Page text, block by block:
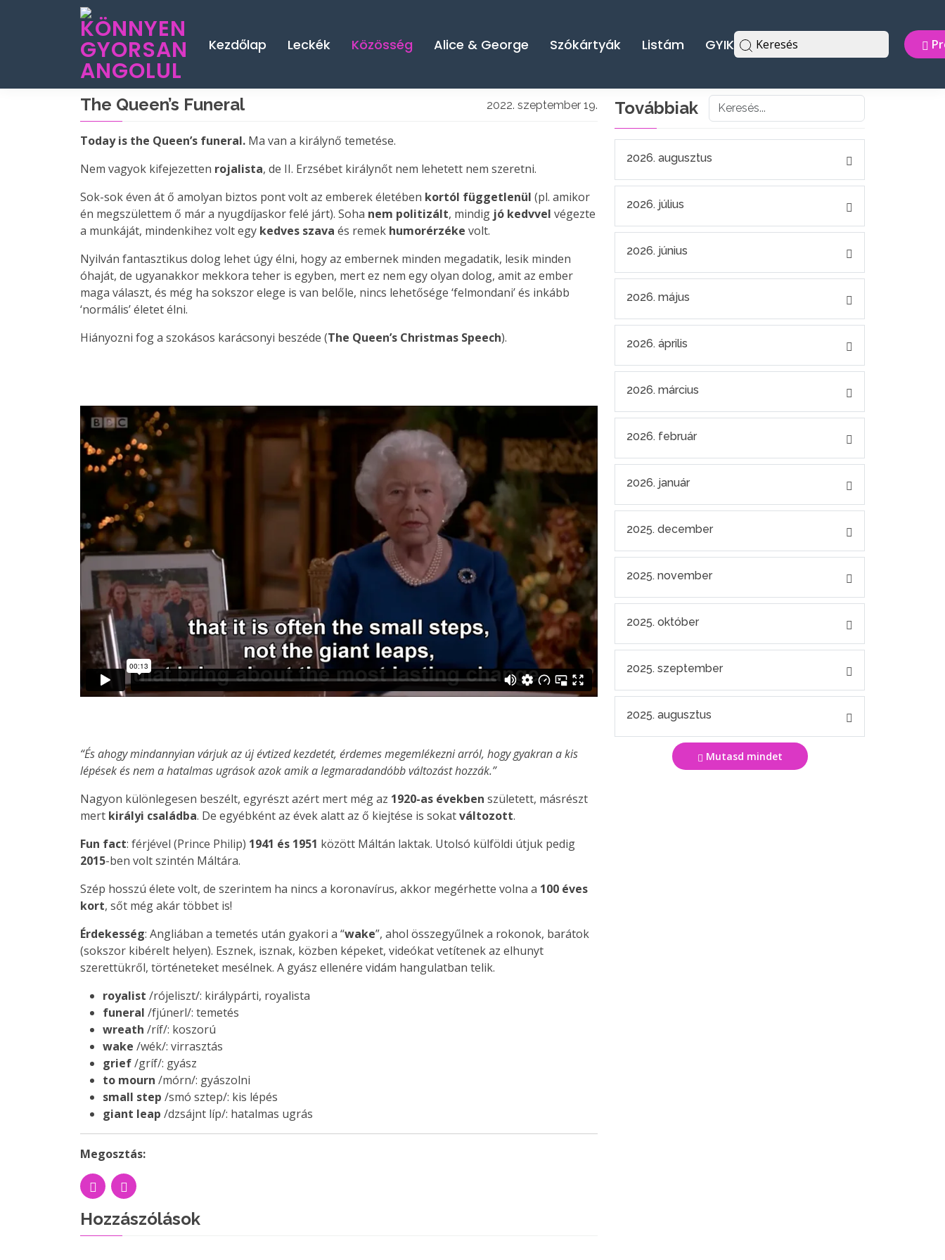
Kezdőlap Leckék Közösség Alice & George Szókártyák Listám GYIK Keresés
The Queen’s Funeral 2022. szeptember 19.
Today is the Queen’s funeral. Ma van a királynő temetése.
Nem vagyok kifejezetten rojalista, de II. Erzsébet királynőt nem lehetett nem szeretni.
Sok-sok éven át ő amolyan biztos pont volt az emberek életében kortól függetlenül (pl. amikor
én megszülettem ő már a nyugdíjaskor felé járt). Soha nem politizált, mindig jó kedvvel végezte
a munkáját, mindenkihez volt egy kedves szava és remek humorérzéke volt.
Nyilván fantasztikus dolog lehet úgy élni, hogy az embernek minden megadatik, lesik minden
óhaját, de ugyanakkor mekkora teher is egyben, mert ez nem egy olyan dolog, amit az ember
maga választ, és még ha sokszor elege is van belőle, nincs lehetősége ‘felmondani’ és inkább
‘normális’ életet élni.
Hiányozni fog a szokásos karácsonyi beszéde (The Queen’s Christmas Speech).
“És ahogy mindannyian várjuk az új évtized kezdetét, érdemes megemlékezni arról, hogy gyakran a kis
lépések és nem a hatalmas ugrások azok amik a legmaradandóbb változást hozzák.”
Nagyon különlegesen beszélt, egyrészt azért mert még az 1920-as években született, másrészt
mert királyi családba. De egyébként az évek alatt az ő kiejtése is sokatváltozott.
Fun fact: férjével (Prince Philip) 1941 és 1951 között Máltán laktak. Utolsó külföldi útjuk pedig
2015-ben volt szintén Máltára.
Szép hosszú élete volt, de szerintem ha nincs a koronavírus, akkor megérhette volna a 100 éves
kort, sőt még akár többet is!
Érdekesség: Angliában a temetés után gyakori a “wake”, ahol összegyűlnek a rokonok, barátok
(sokszor kibérelt helyen). Esznek, isznak, közben képeket, videókat vetítenek az elhunyt
szerettükről, történeteket mesélnek. A gyász ellenére vidám hangulatban telik.
royalist /rójeliszt/: királypárti, royalista
funeral /fjúnerl/: temetés
wreath /ríf/: koszorú
wake /wék/: virrasztás
grief/gríf/: gyász
to mourn /mórn/: gyászolni
small step /smó sztep/: kis lépés
giant leap /dzsájnt líp/: hatalmas ugrás
Megosztás:
Hozzászólások
Továbbiak
2026. augusztus
2026. július
2026. június
2026. május
2026. április
2026. március
2026. február
2026. január
2025. december
2025. november
2025. október
2025. szeptember
2025. augusztus
Mutasd mindet